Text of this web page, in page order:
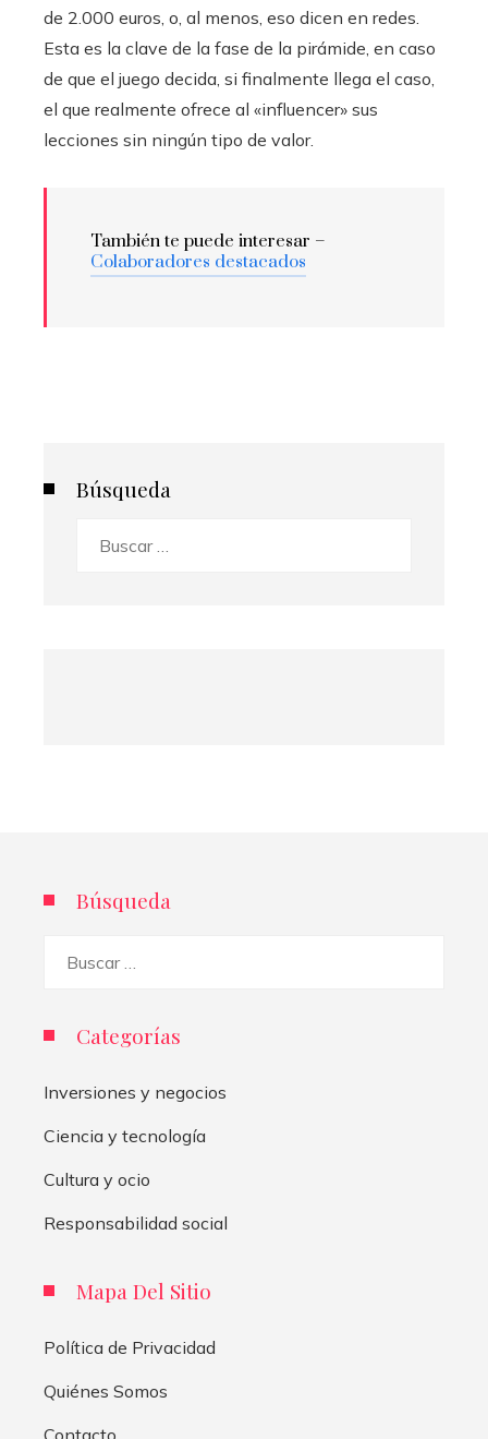
de 2.000 euros, o, al menos, eso dicen en redes.
Esta es la clave de la fase de la pirámide, en caso
de que el juego decida, si finalmente llega el caso,
el que realmente ofrece al «influencer» sus
lecciones sin ningún tipo de valor.
También te puede interesar –
Colaboradores destacados
Búsqueda
Búsqueda
Categorías
Inversiones y negocios
Ciencia y tecnología
Cultura y ocio
Responsabilidad social
Mapa Del Sitio
Política de Privacidad
Quiénes Somos